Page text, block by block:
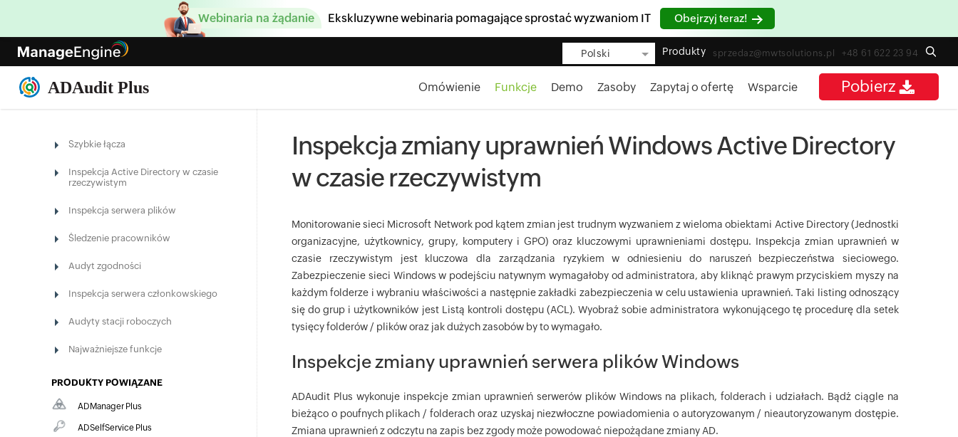
Webinaria na żądanie Ekskluzywne webinaria pomagające sprostać wyzwaniom IT Obejrzyj teraz!
Polski Produkty sprzedaz@mwtsolutions.pl +48 61 622 23 94
Pobierz
Omówienie Funkcje Demo Zasoby Zapytaj o ofertę Wsparcie
Szybkie łącza
Inspekcja Active Directory w czasie
rzeczywistym
Inspekcja serwera plików
Śledzenie pracowników
Audyt zgodności
Inspekcja serwera członkowskiego
Audyty stacji roboczych
Najważniejsze funkcje
PRODUKTY POWIĄZANE
ADManager Plus
Zarządzanie i raportowanie Active Directory,
Microsoft 365 i Exchange
ADSelfService Plus
Inspekcja zmiany uprawnień Windows Active Directory
w czasie rzeczywistym
Monitorowanie sieci Microsoft Network pod kątem zmian jest trudnym wyzwaniem z wieloma obiektami Active Directory (Jednostki
organizacyjne, użytkownicy, grupy, komputery i GPO) oraz kluczowymi uprawnieniami dostępu. Inspekcja zmian uprawnień w
czasie rzeczywistym jest kluczowa dla zarządzania ryzykiem w odniesieniu do naruszeń bezpieczeństwa sieciowego.
Zabezpieczenie sieci Windows w podejściu natywnym wymagałoby od administratora, aby kliknąć prawym przyciskiem myszy na
każdym folderze i wybraniu właściwości a następnie zakładki zabezpieczenia w celu ustawienia uprawnień. Taki listing odnoszący
się do grup i użytkowników jest Listą kontroli dostępu (ACL). Wyobraź sobie administratora wykonującego tę procedurę dla setek
tysięcy folderów / plików oraz jak dużych zasobów by to wymagało.
Inspekcje zmiany uprawnień serwera plików Windows
ADAudit Plus wykonuje inspekcje zmian uprawnień serwerów plików Windows na plikach, folderach i udziałach. Bądź ciągle na
bieżąco o poufnych plikach / folderach oraz uzyskaj niezwłoczne powiadomienia o autoryzowanym / nieautoryzowanym dostępie.
Zmiana uprawnień z odczytu na zapis bez zgody może powodować niepożądane zmiany AD.